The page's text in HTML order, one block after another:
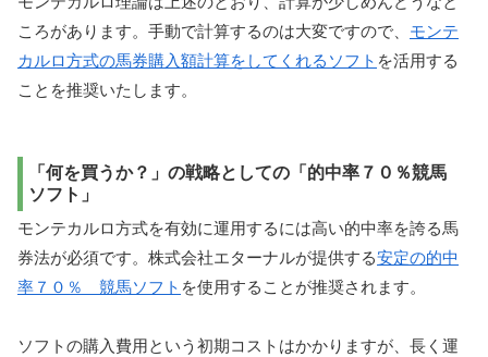
ころがあります。手動で計算するのは大変ですので、 モンテ
カルロ方式の馬券購入額計算をしてくれるソフト を活用する
ことを推奨いたします。
「何を買うか？」の戦略としての「的中率７０％競馬
ソフト」
モンテカルロ方式を有効に運用するには高い的中率を誇る馬
券法が必須です。株式会社エターナルが提供する安定の的中
率７０％ 競馬ソフト を使用することが推奨されます。
ソフトの購入費用という初期コストはかかりますが、長く運